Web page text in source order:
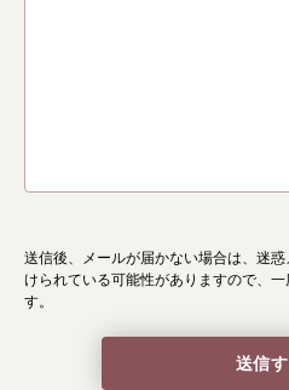
お問
送信後、メールが届かない場合は、迷
けられている可能性がありますので、
す。